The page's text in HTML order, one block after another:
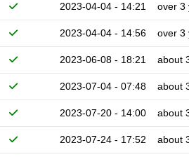
2023-04-04 - 14:21 over 3
2023-04-04 - 14:56 over 3
2023-06-08 - 18:21 about
2023-07-04 - 07:48 about
2023-07-20 - 14:00 about
2023-07-24 - 17:52 about